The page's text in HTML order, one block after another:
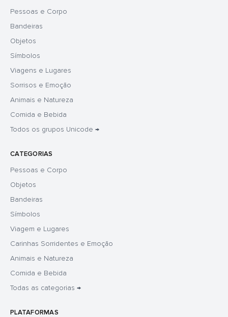
Pessoas e Corpo
Bandeiras
Objetos
Símbolos
Viagens e Lugares
Sorrisos e Emoção
Animais e Natureza
Comida e Bebida
Todos os grupos Unicode →
CATEGORIAS
Pessoas e Corpo
Objetos
Bandeiras
Símbolos
Viagem e Lugares
Carinhas Sorridentes e Emoção
Animais e Natureza
Comida e Bebida
Todas as categorias →
PLATAFORMAS